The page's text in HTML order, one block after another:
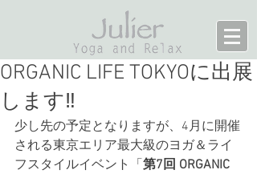
ORGANIC LIFE TOKYOに出展
します‼
少し先の予定となりますが、4月に開催
される東京エリア最大級のヨガ＆ライ
フスタイルイベント「 第7回 ORGANIC